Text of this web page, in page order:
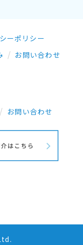
ーポリシー
お問い合わせ
お問い合わせ